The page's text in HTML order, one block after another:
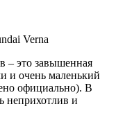
Verna
– это завышенная
и очень маленький
официально). В
неприхотлив и